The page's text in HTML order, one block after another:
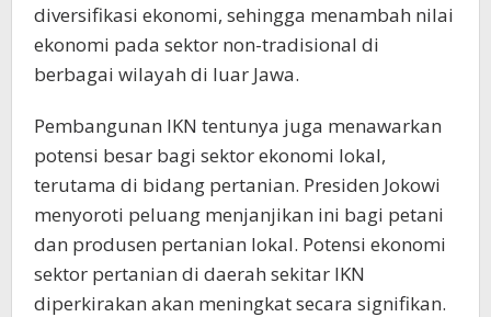
diversifikasi ekonomi, sehingga menambah nilai
ekonomi pada sektor non-tradisional di
berbagai wilayah di luar Jawa.
Pembangunan IKN tentunya juga menawarkan
potensi besar bagi sektor ekonomi lokal,
terutama di bidang pertanian. Presiden Jokowi
menyoroti peluang menjanjikan ini bagi petani
dan produsen pertanian lokal. Potensi ekonomi
sektor pertanian di daerah sekitar IKN
diperkirakan akan meningkat secara signifikan.